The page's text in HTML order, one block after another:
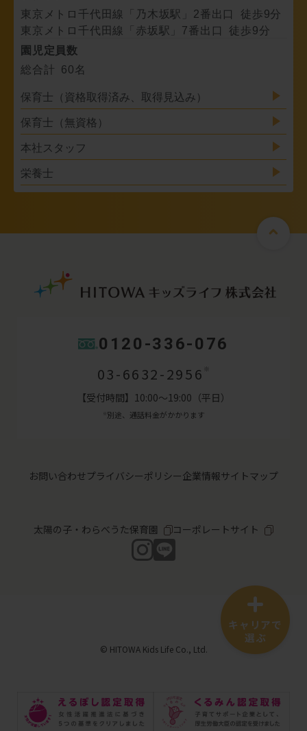
東京メトロ千代田線「乃木坂駅」2番出口 徒歩9分
東京メトロ千代田線「赤坂駅」7番出口 徒歩9分
園児定員数
総合計 60名
保育士（資格取得済み、取得見込み）
保育士（無資格）
本社スタッフ
栄養士
キャリアで
選ぶ
0120-336-076
03-6632-2956 ※
【受付時間】10:00～19:00（平日）
※ 別途、通話料金がかかります
お問い合わせプライバシーポリシー企業情報サイトマップ
太陽の子・わらべうた保育園 コーポレートサイト
© HITOWA Kids Life Co., Ltd.